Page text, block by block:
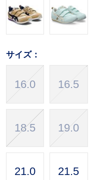
サイズ：
16.0 16.5
18.5 19.0
21.0 21.5